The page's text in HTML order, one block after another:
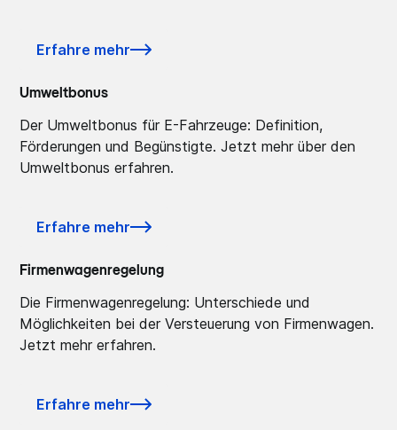
Erfahre mehr
Umweltbonus
Der Umweltbonus für E-Fahrzeuge: Definition,
Förderungen und Begünstigte. Jetzt mehr über den
Umweltbonus erfahren.
Erfahre mehr
Firmenwagenregelung
Die Firmenwagenregelung: Unterschiede und
Möglichkeiten bei der Versteuerung von Firmenwagen.
Jetzt mehr erfahren.
Erfahre mehr